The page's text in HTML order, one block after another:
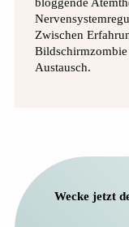
bloggende
Zwischen
Austausch.
Wecke jetzt